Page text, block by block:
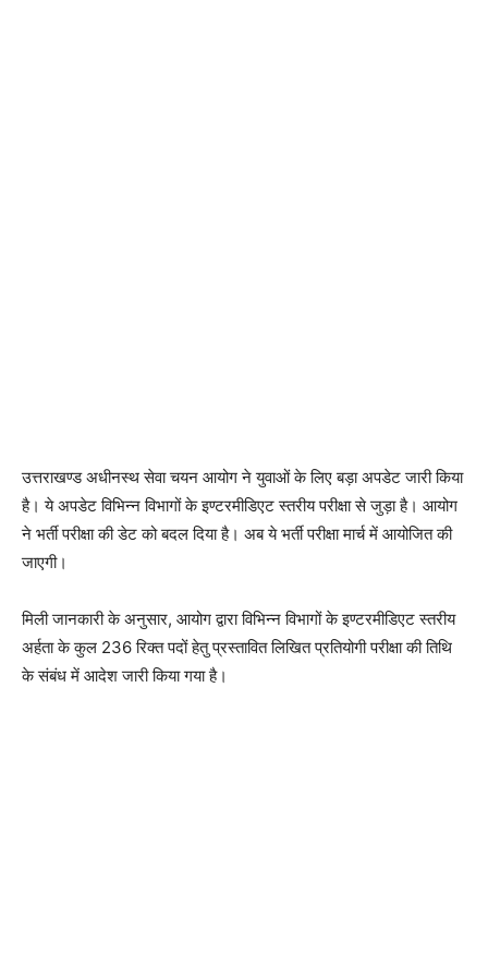
उत्तराखण्ड अधीनस्थ सेवा चयन आयोग ने युवाओं के लिए बड़ा अपडेट जारी किया
है। ये अपडेट विभिन्न विभागों के इण्टरमीडिएट स्तरीय परीक्षा से जुड़ा है। आयोग
ने भर्ती परीक्षा की डेट को बदल दिया है। अब ये भर्ती परीक्षा मार्च में आयोजित की
जाएगी।
मिली जानकारी के अनुसार, आयोग द्वारा विभिन्न विभागों के इण्टरमीडिएट स्तरीय
अर्हता के कुल 236 रिक्त पदों हेतु प्रस्तावित लिखित प्रतियोगी परीक्षा की तिथि
के संबंध में आदेश जारी किया गया है।